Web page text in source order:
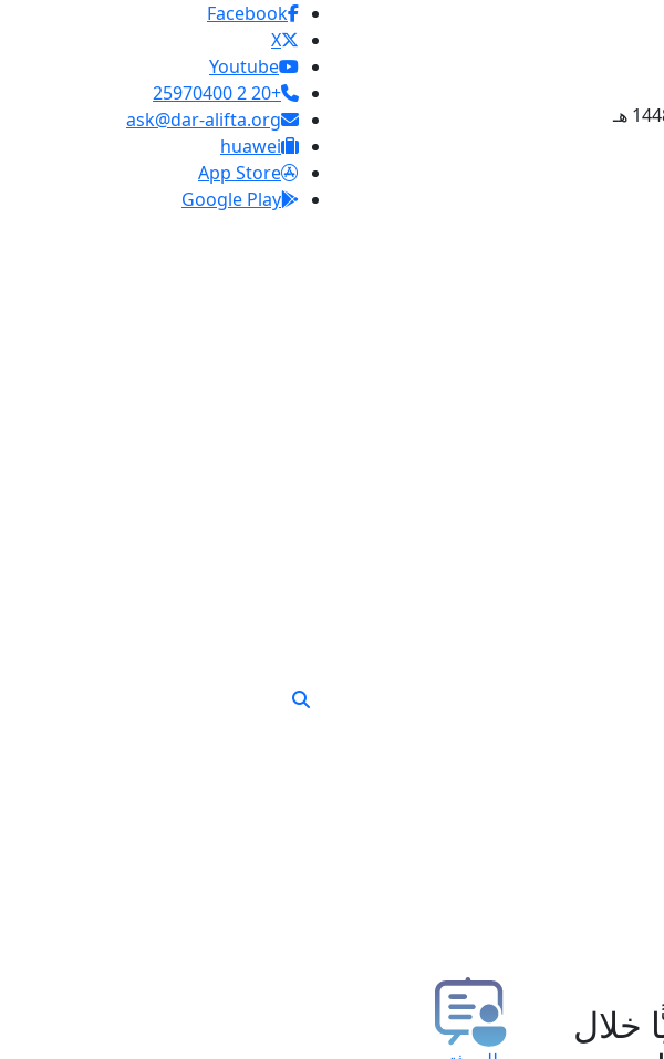
Facebook
X
Youtube
+20 2 25970400
ask@dar-alifta.org
huawei
App Store
Google Play
"داعش" لـ19 سوريًّا خلال